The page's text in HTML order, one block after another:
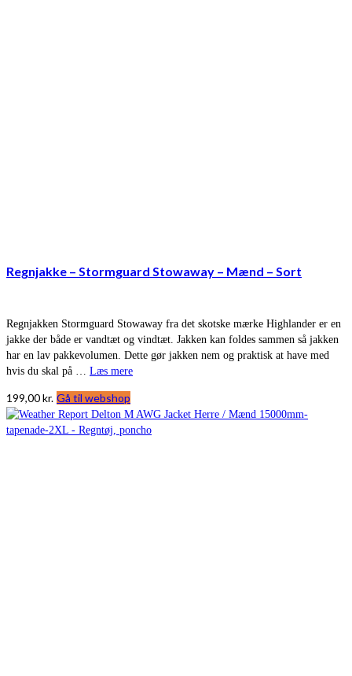
Regnjakke – Stormguard Stowaway – Mænd – Sort
Regnjakken Stormguard Stowaway fra det skotske mærke Highlander er en
jakke der både er vandtæt og vindtæt. Jakken kan foldes sammen så jakken
har en lav pakkevolumen. Dette gør jakken nem og praktisk at have med
hvis du skal på … Læs mere
199,00kr. Gå til webshop